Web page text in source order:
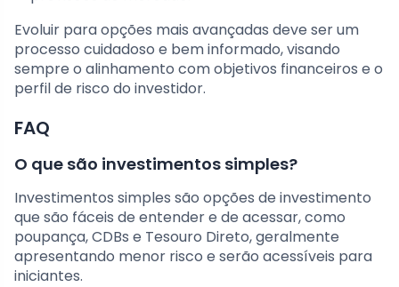
Evoluir para opções mais avançadas deve ser um
processo cuidadoso e bem informado, visando
sempre o alinhamento com objetivos financeiros e o
perfil de risco do investidor.
FAQ
O que são investimentos simples?
Investimentos simples são opções de investimento
que são fáceis de entender e de acessar, como
poupança, CDBs e Tesouro Direto, geralmente
apresentando menor risco e serão acessíveis para
iniciantes.